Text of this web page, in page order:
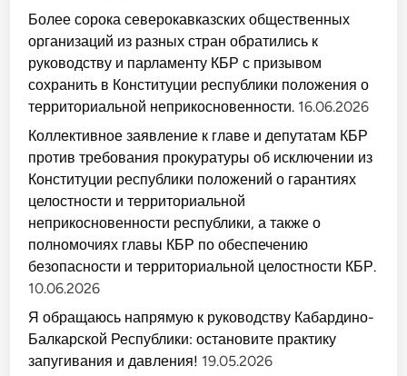
Более сорока северокавказских общественных
организаций из разных стран обратились к
руководству и парламенту КБР с призывом
сохранить в Конституции республики положения о
территориальной неприкосновенности. 16.06.2026
Коллективное заявление к главе и депутатам КБР
против требования прокуратуры об исключении из
Конституции республики положений о гарантиях
целостности и территориальной
неприкосновенности республики, а также о
полномочиях главы КБР по обеспечению
безопасности и территориальной целостности КБР.
10.06.2026
Я обращаюсь напрямую к руководству Кабардино-
Балкарской Республики: остановите практику
запугивания и давления! 19.05.2026